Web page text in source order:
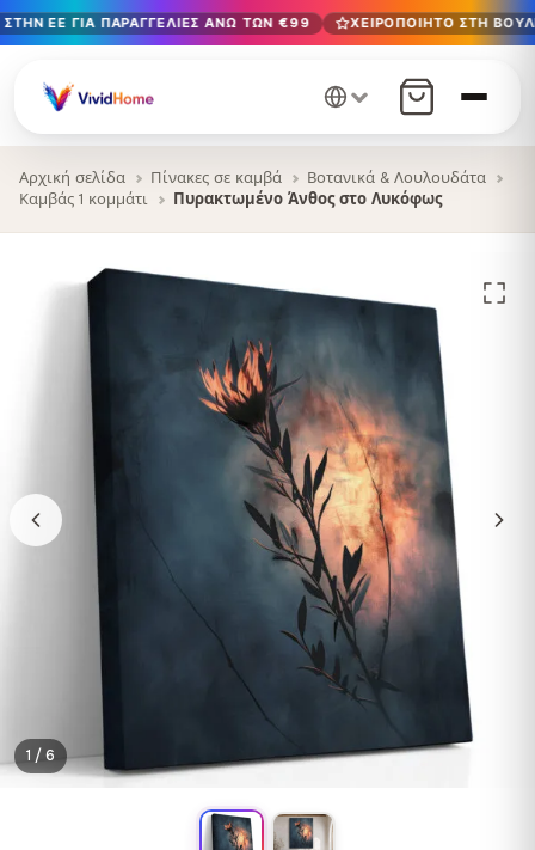
Δωρεάν παράδοση στην ΕΕ για παραγγελίες άνω των €99
Χειροποίητο στη Βουλγαρία · Παράδοση σε 1-7 ημέρες σε
12+ χρόνια χειροτεχνίας · Μόνο υλικά υψηλής ποιότητας
ΕΕ ΓΙΑ ΠΑΡΑΓΓΕΛΊΕΣ ΆΝΩ ΤΩΝ €99 ΧΕΙΡΟΠΟΊΗΤΟ ΣΤΗ
Αρχική σελίδα Πίνακες σε καμβά
Βοτανικά & Λουλουδάτα
Καμβάς 1 κομμάτι
Πυρακτωμένο Άνθος στο Λυκόφως
1 / 6